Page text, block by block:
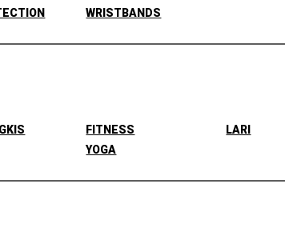
WRISTBANDS
FITNESS LARI
YOGA